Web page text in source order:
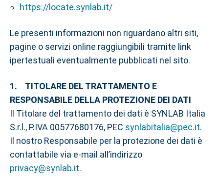
https://locate.synlab.it/
Le presenti informazioni non riguardano altri siti,
pagine o servizi online raggiungibili tramite link
ipertestuali eventualmente pubblicati nel sito.
1. TITOLARE DEL TRATTAMENTO E
RESPONSABILE DELLA PROTEZIONE DEI DATI
Il Titolare del trattamento dei dati è SYNLAB Italia
S.r.l., P.IVA 00577680176, PEC synlabitalia@pec.it.
Il nostro Responsabile per la protezione dei dati è
contattabile via e-mail all’indirizzo
privacy@synlab.it.